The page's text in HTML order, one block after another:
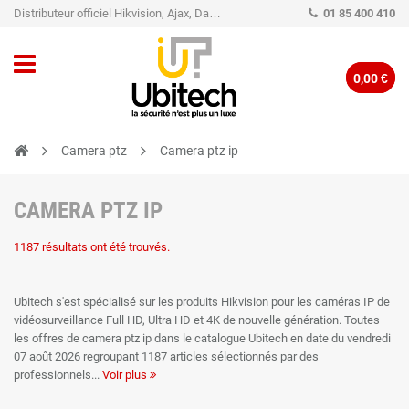
Distributeur officiel Hikvision, Ajax, Dahua, TP-Link - Caméra de vidéo surveillance - Alarme 01 85 400 410
0,00 €
Camera ptz Camera ptz ip
CAMERA PTZ IP
1187 résultats ont été trouvés.
Ubitech s'est spécialisé sur les produits Hikvision pour les caméras IP de
vidéosurveillance Full HD, Ultra HD et 4K de nouvelle génération. Toutes
les offres de camera ptz ip dans le catalogue Ubitech en date du vendredi
07 août 2026 regroupant 1187 articles sélectionnés par des
professionnels
Voir plus